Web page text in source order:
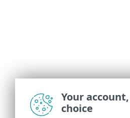
Your
choice